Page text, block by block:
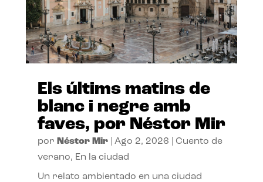
Els últims matins de
blanc i negre amb
faves, por Néstor Mir
por Néstor Mir| Ago 2, 2026
Cuento de
verano, En la ciudad
Un relato ambientado en una ciudad